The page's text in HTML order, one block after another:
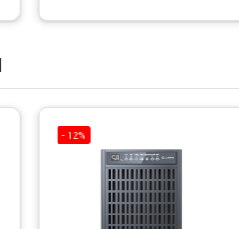
- 12%